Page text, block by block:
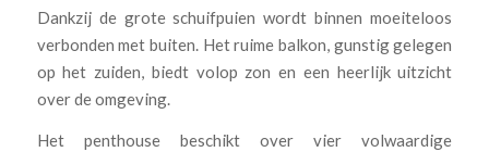
Dankzij de grote schuifpuien wordt binnen moeiteloos
verbonden met buiten. Het ruime balkon, gunstig gelegen
op het zuiden, biedt volop zon en een heerlijk uitzicht
over de omgeving.
Het penthouse beschikt over vier volwaardige